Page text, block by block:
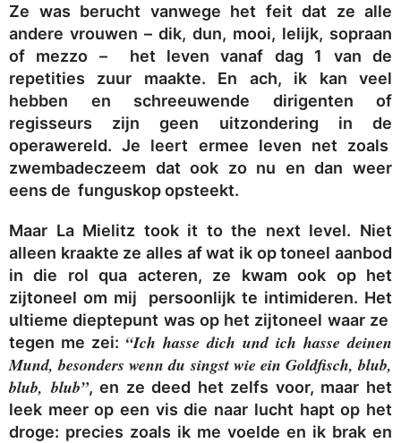
Ze was berucht vanwege het feit dat ze alle
andere vrouwen – dik, dun, mooi, lelijk, sopraan
of mezzo – het leven vanaf dag 1 van de
repetities zuur maakte. En ach, ik kan veel
hebben en schreeuwende dirigenten of
regisseurs zijn geen uitzondering in de
operawereld. Je leert ermee leven net zoals
zwembadeczeem dat ook zo nu en dan weer
eens de funguskop opsteekt.
Maar La Mielitz took it to the next level. Niet
alleen kraakte ze alles af wat ik op toneel aanbod
in die rol qua acteren, ze kwam ook op het
zijtoneel om mij persoonlijk te intimideren. Het
ultieme dieptepunt was op het zijtoneel waar ze
tegen me zei: “Ich hasse dich und ich hasse deinen
Mund, besonders wenn du singst wie ein Goldfisch, blub,
blub, blub”, en ze deed het zelfs voor, maar het
leek meer op een vis die naar lucht hapt op het
droge: precies zoals ik me voelde en ik brak en